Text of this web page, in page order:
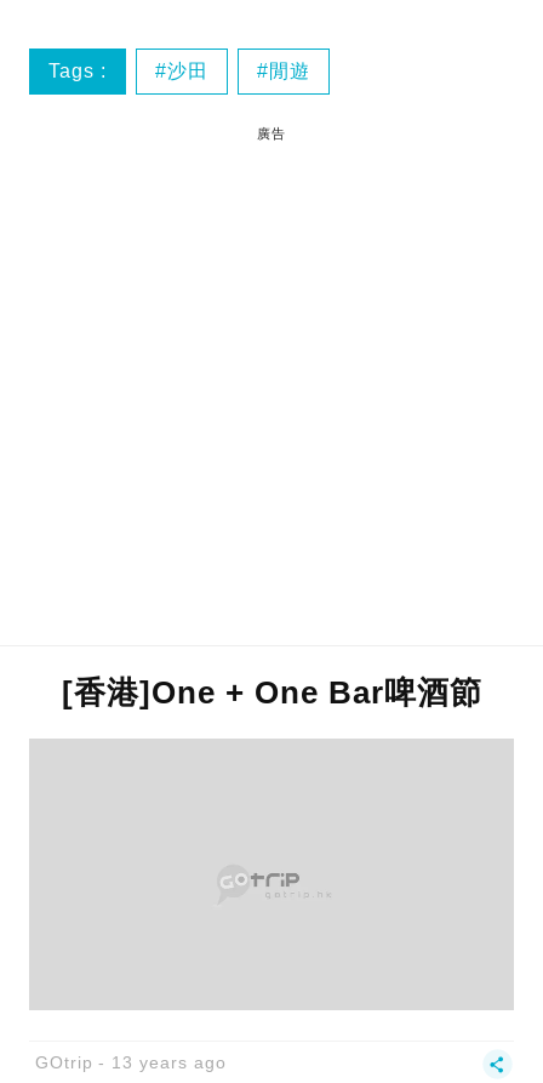
Tags : 沙田 閒遊
廣告
[香港]One + One Bar啤酒節
GOtrip 13 years ago